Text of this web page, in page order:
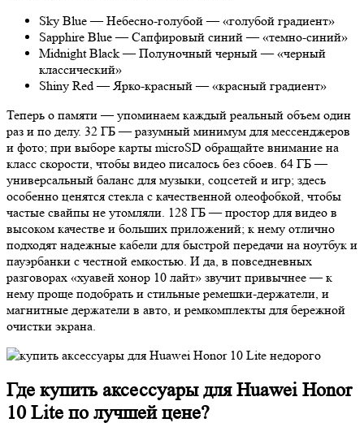
Sky Blue — Небесно-голубой — «голубой градиент»
Sapphire Blue — Сапфировый синий — «темно-синий»
Midnight Black — Полуночный черный — «черный
классический»
Shiny Red — Ярко-красный — «красный градиент»
Теперь о памяти — упоминаем каждый реальный объем один
раз и по делу. 32 ГБ — разумный минимум для мессенджеров
и фото; при выборе карты microSD обращайте внимание на
класс скорости, чтобы видео писалось без сбоев. 64 ГБ —
универсальный баланс для музыки, соцсетей и игр; здесь
особенно ценятся стекла с качественной олеофобкой, чтобы
частые свайпы не утомляли. 128 ГБ — простор для видео в
высоком качестве и больших приложений; к нему отлично
подходят надежные кабели для быстрой передачи на ноутбук и
пауэрбанки с честной емкостью. И да, в повседневных
разговорах «хуавей хонор 10 лайт» звучит привычнее — к
нему проще подобрать и стильные ремешки-держатели, и
магнитные держатели в авто, и ремкомплекты для бережной
очистки экрана.
Где купить аксессуары для Huawei Honor
10 Lite по лучшей цене?